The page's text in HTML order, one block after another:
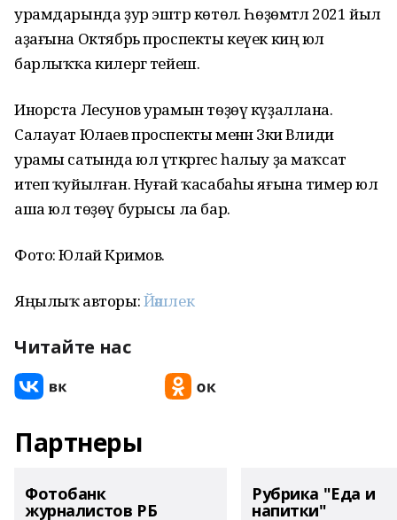
урамдарында ҙур эштәр көтөлә. Һөҙөмтәлә 2021 йыл
аҙағына Октябрь проспекты кеүек киң юл
барлыҡҡа килергә тейеш.
Инорста Лесунов урамын төҙөү күҙаллана.
Салауат Юлаев проспекты менән Зәки Вәлиди
урамы сатында юл үткәргес һалыу ҙа маҡсат
итеп ҡуйылған. Нуғай ҡасабаһы яғына тимер юл
аша юл төҙөү бурысы ла бар.
Фото: Юлай Кәримов.
Яңылыҡ авторы:Йәшлек
Читайте нас
Партнеры
Фотобанк
журналистов РБ
Рубрика "Еда и
напитки"